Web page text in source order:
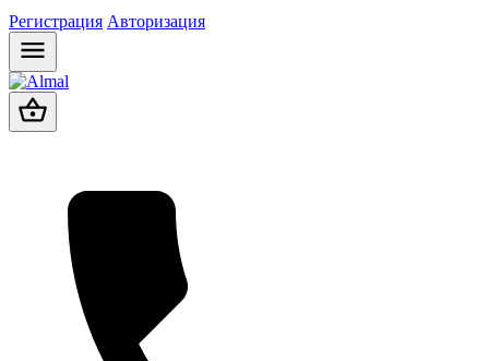
Регистрация Авторизация